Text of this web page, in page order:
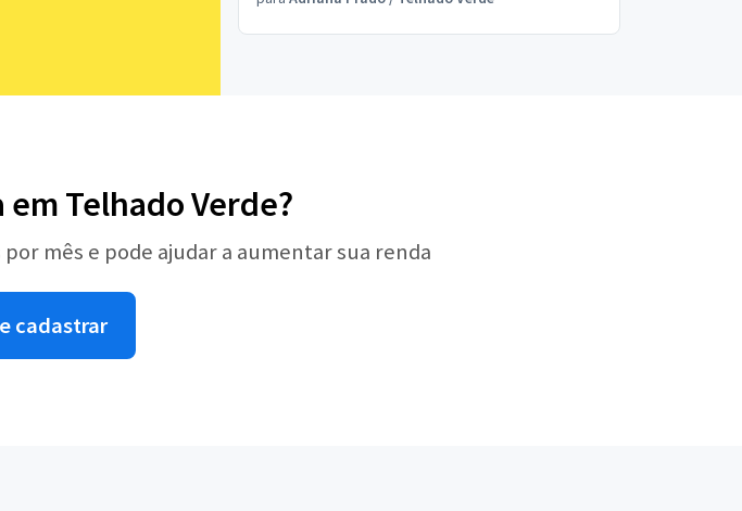
em Telhado Verde?
mês e pode ajudar a aumentar sua renda
cadastrar